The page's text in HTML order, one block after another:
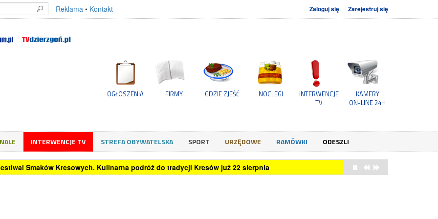
Reklama • Kontakt Zaloguj się Zarejestruj się
OGŁOSZENIA FIRMY GDZIE ZJEŚĆ NOCLEGI
INTERWENCJE
TV
KAMERY
ON-LINE 24H
INTERWENCJE TV STREFA OBYWATELSKA SPORT URZĘDOWE RAMÓWKI ODESZLI
Smaków Kresowych. Kulinarna podróż do tradycji Kresów już 22 sierpnia